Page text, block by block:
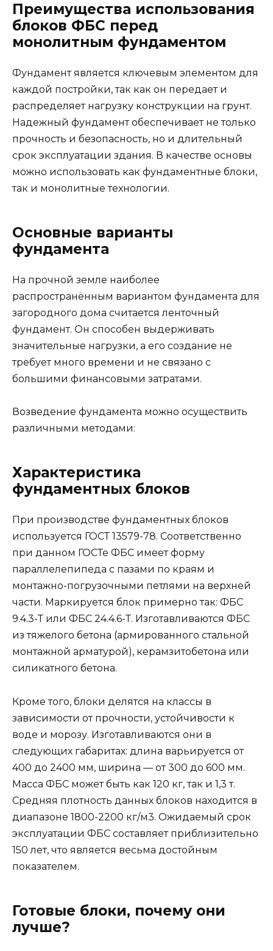
Преимущества использования
блоков ФБС перед
монолитным фундаментом
Фундамент является ключевым элементом для
каждой постройки, так как он передает и
распределяет нагрузку конструкции на грунт.
Надежный фундамент обеспечивает не только
прочность и безопасность, но и длительный
срок эксплуатации здания. В качестве основы
можно использовать как фундаментные блоки,
так и монолитные технологии.
Основные варианты
фундамента
На прочной земле наиболее
распространённым вариантом фундамента для
загородного дома считается ленточный
фундамент. Он способен выдерживать
значительные нагрузки, а его создание не
требует много времени и не связано с
большими финансовыми затратами.
Возведение фундамента можно осуществить
различными методами:
Характеристика
фундаментных блоков
При производстве фундаментных блоков
используется ГОСТ 13579-78. Соответственно
при данном ГОСТе ФБС имеет форму
параллелепипеда с пазами по краям и
монтажно-погрузочными петлями на верхней
части. Маркируется блок примерно так: ФБС
9.4.3-Т или ФБС 24.4.6-Т. Изготавливаются ФБС
из тяжелого бетона (армированного стальной
монтажной арматурой), керамзитобетона или
силикатного бетона.
Кроме того, блоки делятся на классы в
зависимости от прочности, устойчивости к
воде и морозу. Изготавливаются они в
следующих габаритах: длина варьируется от
400 до 2400 мм, ширина — от 300 до 600 мм.
Масса ФБС может быть как 120 кг, так и 1,3 т.
Средняя плотность данных блоков находится в
диапазоне 1800-2200 кг/м3. Ожидаемый срок
эксплуатации ФБС составляет приблизительно
150 лет, что является весьма достойным
показателем.
Готовые блоки, почему они
лучше?